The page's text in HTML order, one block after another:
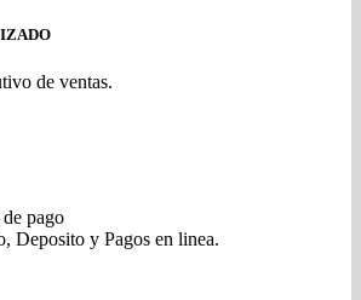
de ventas.
pago
Deposito y Pagos en linea.